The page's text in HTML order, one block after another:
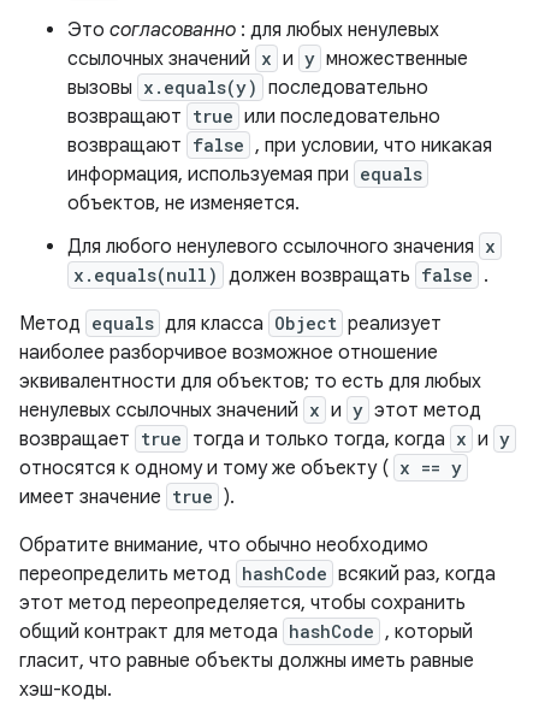
Это согласованно : для любых ненулевых
ссылочных значений x и y множественные
вызовы x.equals(y) последовательно
возвращают true или последовательно
возвращают false , при условии, что никакая
информация, используемая при equals
объектов, не изменяется.
Для любого ненулевого ссылочного значения x
x.equals(null) должен возвращать false .
Метод equals для класса Object реализует
наиболее разборчивое возможное отношение
эквивалентности для объектов; то есть для любых
ненулевых ссылочных значений x и y этот метод
возвращает true тогда и только тогда, когда x и y
относятся к одному и тому же объекту ( x == y
имеет значение true ).
Обратите внимание, что обычно необходимо
переопределить метод hashCode всякий раз, когда
этот метод переопределяется, чтобы сохранить
общий контракт для метода hashCode , который
гласит, что равные объекты должны иметь равные
хэш-коды.